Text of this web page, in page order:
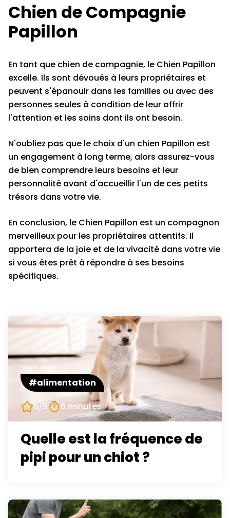
Chien de Compagnie
Papillon
En tant que chien de compagnie, le Chien Papillon
excelle. Ils sont dévoués à leurs propriétaires et
peuvent s'épanouir dans les familles ou avec des
personnes seules à condition de leur offrir
l'attention et les soins dont ils ont besoin.
N'oubliez pas que le choix d'un chien Papillon est
un engagement à long terme, alors assurez-vous
de bien comprendre leurs besoins et leur
personnalité avant d'accueillir l'un de ces petits
trésors dans votre vie.
En conclusion, le Chien Papillon est un compagnon
merveilleux pour les propriétaires attentifs. Il
apportera de la joie et de la vivacité dans votre vie
si vous êtes prêt à répondre à ses besoins
spécifiques.
#alimentation
5/5
6 minutes
Quelle est la fréquence de
pipi pour un chiot ?